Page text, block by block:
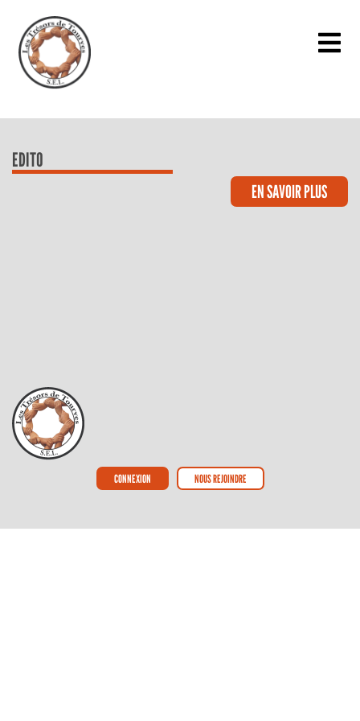
EDITO
EN SAVOIR PLUS
CONNEXION NOUS REJOINDRE